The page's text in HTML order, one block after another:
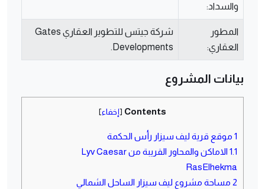
والسداد:
المطور
العقاري:
شركة جيتس للتطوير العقاري Gates
Developments.
بيانات المشروع
Contents
[إخفاء]
1 موقع قرية ليف سيزار رأس الحكمة
1.1
الاماكن والمحاور القريبة من Lyv Caesar
RasElhekma
2 مساحة مشروع ليف سيزار الساحل الشمالي